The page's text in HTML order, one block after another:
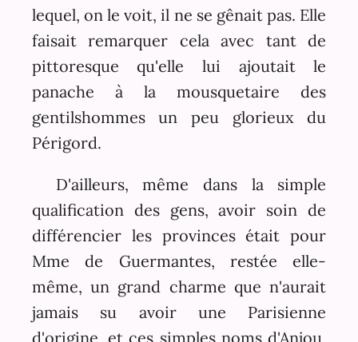
lequel, on le voit, il ne se gênait pas. Elle
faisait remarquer cela avec tant de
pittoresque qu'elle lui ajoutait le
panache à la mousquetaire des
gentilshommes un peu glorieux du
Périgord.
D'ailleurs, même dans la simple
qualification des gens, avoir soin de
différencier les provinces était pour
Mme de Guermantes, restée elle-
même, un grand charme que n'aurait
jamais su avoir une Parisienne
d'origine, et ces simples noms d'Anjou,